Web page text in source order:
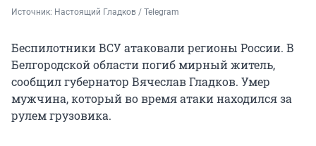
Источник: Настоящий Гладков / Telegram
Беспилотники ВСУ атаковали регионы России. В
Белгородской области погиб мирный житель,
сообщил губернатор Вячеслав Гладков. Умер
мужчина, который во время атаки находился за
рулем грузовика.